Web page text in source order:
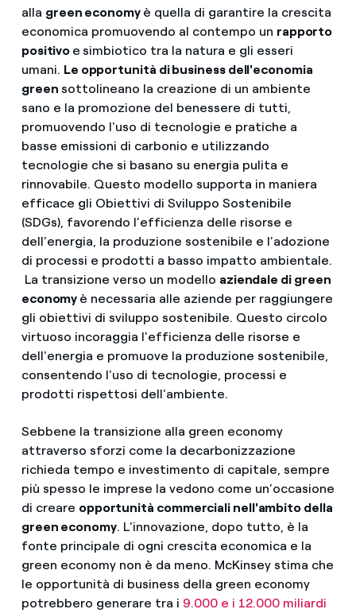
alla green economy è quella di garantire la crescita
economica promuovendo al contempo un rapporto
positivo e simbiotico tra la natura e gli esseri
umani. Le opportunità di business dell'economia
green sottolineano la creazione di un ambiente
sano e la promozione del benessere di tutti,
promuovendo l'uso di tecnologie e pratiche a
basse emissioni di carbonio e utilizzando
tecnologie che si basano su energia pulita e
rinnovabile. Questo modello supporta in maniera
efficace gli Obiettivi di Sviluppo Sostenibile
(SDGs), favorendo l’efficienza delle risorse e
dell’energia, la produzione sostenibile e l’adozione
di processi e prodotti a basso impatto ambientale.
La transizione verso un modello aziendale di green
economy è necessaria alle aziende per raggiungere
gli obiettivi di sviluppo sostenibile. Questo circolo
virtuoso incoraggia l'efficienza delle risorse e
dell'energia e promuove la produzione sostenibile,
consentendo l'uso di tecnologie, processi e
prodotti rispettosi dell'ambiente.
Sebbene la transizione alla green economy
attraverso sforzi come la decarbonizzazione
richieda tempo e investimento di capitale, sempre
più spesso le imprese la vedono come un’occasione
di creare opportunità commerciali nell'ambito della
green economy. L'innovazione, dopo tutto, è la
fonte principale di ogni crescita economica e la
green economy non è da meno. McKinsey stima che
le opportunità di business della green economy
potrebbero generare tra i 9.000 e i 12.000 miliardi